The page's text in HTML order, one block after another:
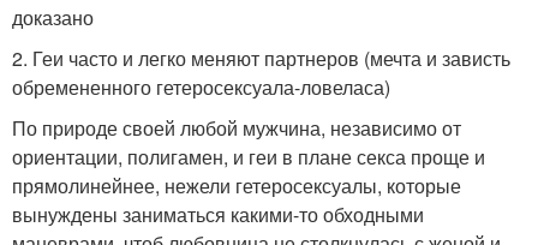
доказано
2. Геи часто и легко меняют партнеров (мечта и зависть
обремененного гетеросексуала-ловеласа)
По природе своей любой мужчина, независимо от
ориентации, полигамен, и геи в плане секса проще и
прямолинейнее, нежели гетеросексуалы, которые
вынуждены заниматься какими-то обходными